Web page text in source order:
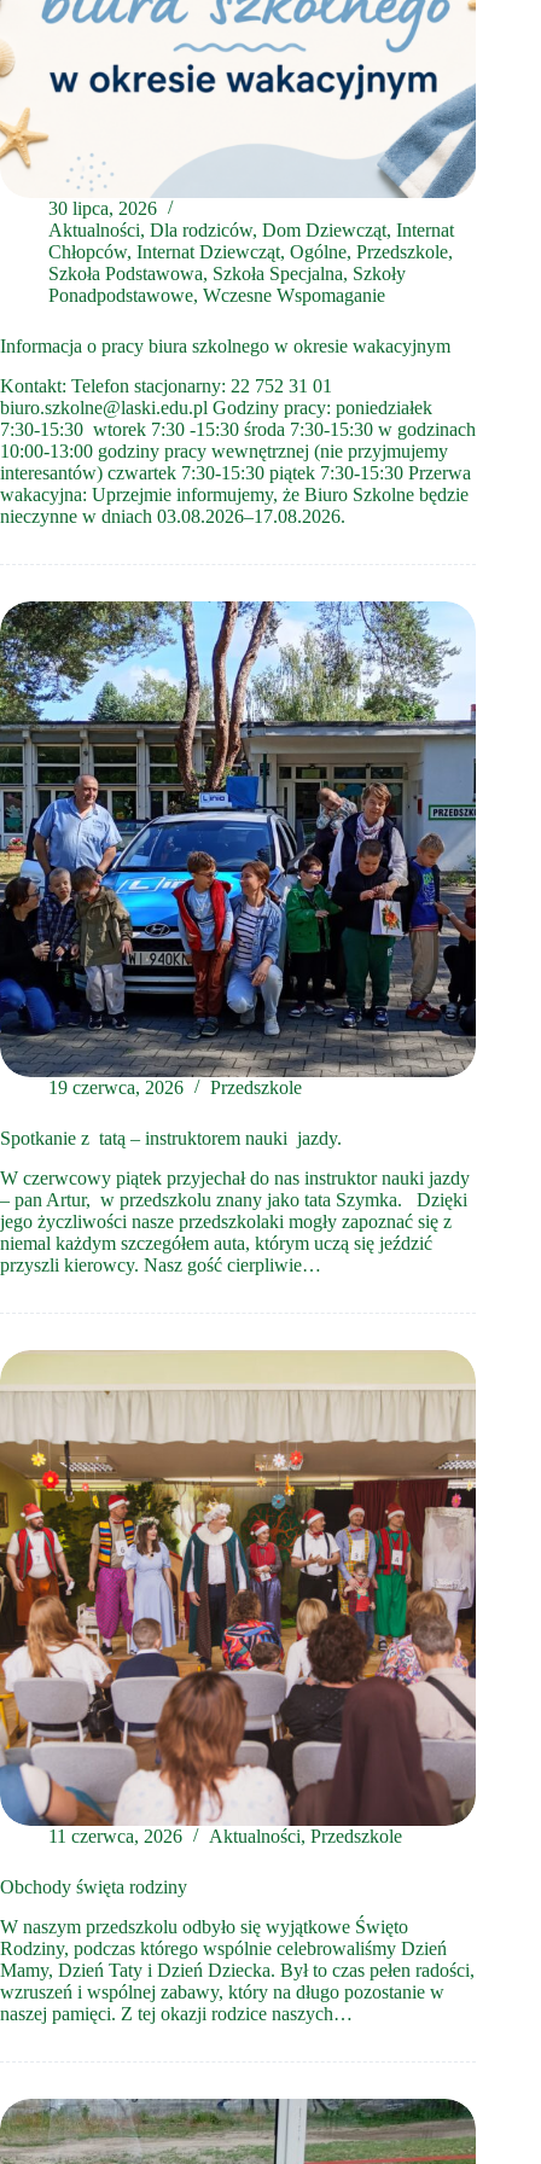
30 lipca, 2026
Aktualności, Dla rodziców, Dom Dziewcząt, Internat
Chłopców, Internat Dziewcząt, Ogólne, Przedszkole,
Szkoła Podstawowa, Szkoła Specjalna, Szkoły
Ponadpodstawowe, Wczesne Wspomaganie
Informacja o pracy biura szkolnego w okresie wakacyjnym
Kontakt: Telefon stacjonarny: 22 752 31 01
biuro.szkolne@laski.edu.pl Godziny pracy: poniedziałek
7:30-15:30 wtorek 7:30 -15:30 środa 7:30-15:30 w godzinach
10:00-13:00 godziny pracy wewnętrznej (nie przyjmujemy
interesantów) czwartek 7:30-15:30 piątek 7:30-15:30 Przerwa
wakacyjna: Uprzejmie informujemy, że Biuro Szkolne będzie
nieczynne w dniach 03.08.2026–17.08.2026.
19 czerwca, 2026 Przedszkole
Spotkanie z tatą – instruktorem nauki jazdy.
W czerwcowy piątek przyjechał do nas instruktor nauki jazdy
– pan Artur, w przedszkolu znany jako tata Szymka. Dzięki
jego życzliwości nasze przedszkolaki mogły zapoznać się z
niemal każdym szczegółem auta, którym uczą się jeździć
przyszli kierowcy. Nasz gość cierpliwie…
11 czerwca, 2026 Aktualności, Przedszkole
Obchody święta rodziny
W naszym przedszkolu odbyło się wyjątkowe Święto
Rodziny, podczas którego wspólnie celebrowaliśmy Dzień
Mamy, Dzień Taty i Dzień Dziecka. Był to czas pełen radości,
wzruszeń i wspólnej zabawy, który na długo pozostanie w
naszej pamięci. Z tej okazji rodzice naszych…